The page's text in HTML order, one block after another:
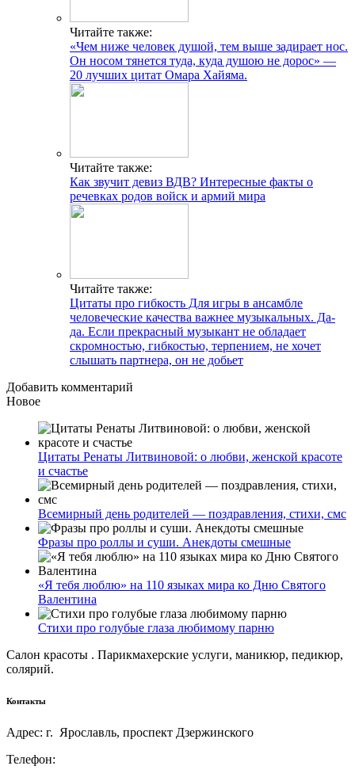
Читайте также:
«Чем ниже человек душой, тем выше задирает нос.
Он носом тянется туда, куда душою не дорос» —
20 лучших цитат Омара Хайяма.
Читайте также:
Как звучит девиз ВДВ? Интересные факты о
речевках родов войск и армий мира
Читайте также:
Цитаты про гибкость Для игры в ансамбле
человеческие качества важнее музыкальных. Да-
да. Если прекрасный музыкант не обладает
скромностью, гибкостью, терпением, не хочет
слышать партнера, он не добьет
Добавить комментарий
Новое
Цитаты Ренаты Литвиновой: о любви, женской красоте
и счастье
Всемирный день родителей — поздравления, стихи, смс
Фразы про роллы и суши. Анекдоты смешные
«Я тебя люблю» на 110 языках мира ко Дню Святого
Валентина
Стихи про голубые глаза любимому парню
Салон красоты . Парикмахерские услуги, маникюр, педикюр,
солярий.
Контакты
Адрес: г. Ярославль, проспект Дзержинского
Телефон: